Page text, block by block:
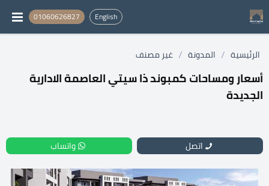
English
01060626827
الرئيسية / المدونة / غير مصنف
أسعار ومساحات كمبوند ذا سيتي العاصمة الادارية
الجديدة
اتصل واتساب